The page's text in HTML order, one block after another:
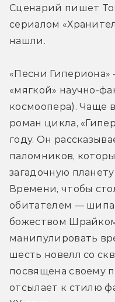
Сценарий пишет
сериалом
нашли.
«Песни
«мягкой» научно-
космоопера). Чаще
роман цикла,
году. Он
паломников,
загадочную
Времени, чтобы
обитателем —
божеством
манипулировать
шесть новелл со
посвящена своему
отсылает к стилю